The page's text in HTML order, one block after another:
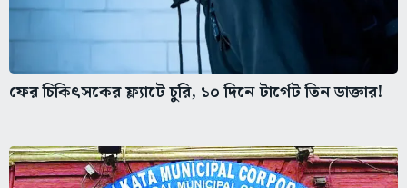
ফের চিকিৎসকের ফ্ল্যাটে চুরি, ১০ দিনে টার্গেট তিন ডাক্তার!